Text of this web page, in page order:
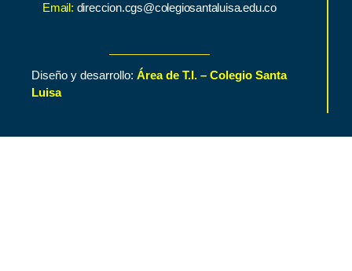
Email: direccion.cgs@colegiosantaluisa.edu.co
Diseño y desarrollo: Área de T.I. – Colegio Santa
Luisa